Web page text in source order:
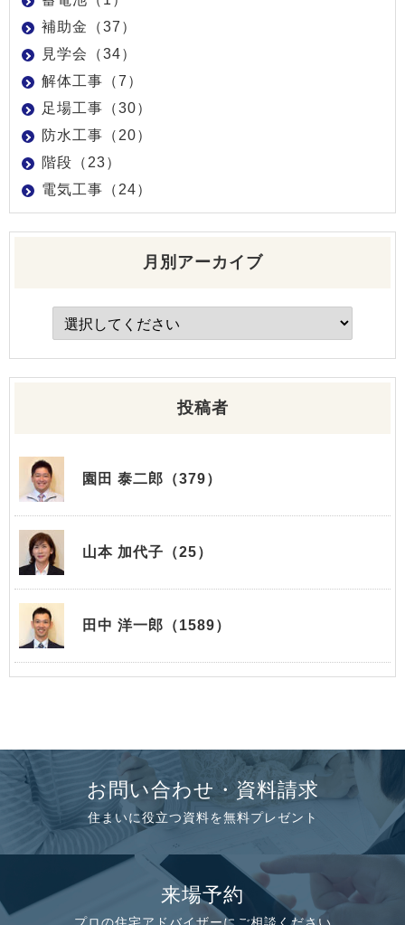
補助金（37）
見学会（34）
解体工事（7）
足場工事（30）
防水工事（20）
階段（23）
電気工事（24）
月別アーカイブ
投稿者
園田 泰二郎（379）
山本 加代子（25）
田中 洋一郎（1589）
お問い合わせ・資料請求
住まいに役立つ資料を無料プレゼント
来場予約